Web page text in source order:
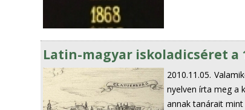
Latin-magyar iskoladicséret a
2010.11.05.
nyelven írta meg a
annak tanárait